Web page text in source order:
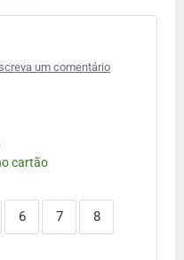
um comentário
cartão
6 7 8